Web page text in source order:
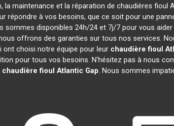
la maintenance et la réparation de chaudières fioul
répondre à vos besoins, que ce soit pour une
sommes disponibles 24h/24 et 7j/7 pour vous
offrons des garanties sur tous nos services.
choisi notre équipe pour leur chaudière fioul
pour tous vos besoins. N'hésitez pas à nous
chaudière fioul Atlantic Gap. Nous sommes